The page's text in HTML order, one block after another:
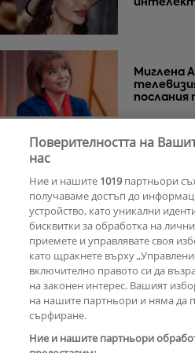
Миглена
послания
КОМЕНТАРИ
Поверителността на
нас
Ние и нашите 1019партньори
получаваме достъп до
устройство, като уникални
бисквитки за обработка на
приемете и управлявате своя
като щракнете върху
включително правото си да
на законен интерес. Вашият
на нашите партньори и няма да
сърфиране.
Ние и нашите партньори